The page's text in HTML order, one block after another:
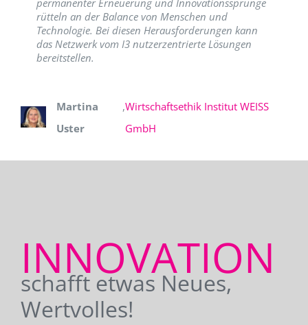
permanenter Erneuerung und Innovationssprünge
rütteln an der Balance von Menschen und
Technologie. Bei diesen Herausforderungen kann
das Netzwerk vom I3 nutzerzentrierte Lösungen
bereitstellen.
Martina
Uster
,Wirtschaftsethik Institut WEISS
GmbH
INNOVATION
schafft etwas Neues,
Wertvolles!